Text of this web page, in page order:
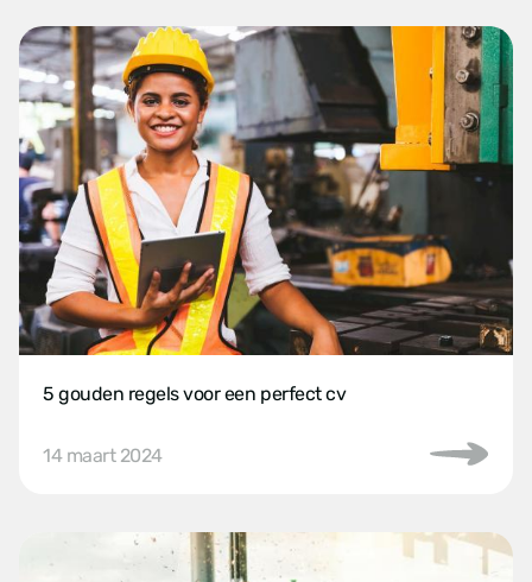
5 gouden regels voor een perfect cv
14 maart 2024